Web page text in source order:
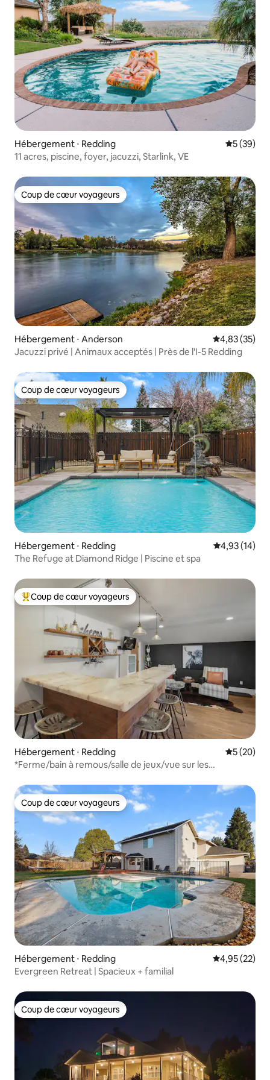
Hébergement ⋅ Redding
5 (39)
11 acres, piscine, foyer, jacuzzi, Starlink, VE
Coup de cœur voyageurs
Coup de cœur voyageurs
Hébergement ⋅ Anderson Évaluation
4,83 (35)
Jacuzzi privé | Animaux acceptés | Près de l'I-5 Redding
Coup de cœur voyageurs
Coup de cœur voyageurs
Hébergement ⋅ Redding Évaluation
4,93 (14)
The Refuge at Diamond Ridge | Piscine et spa
Coups de cœur voyageurs les plus appréciés
Coup de cœur voyageurs
Hébergement ⋅ Redding
5 (20)
*Ferme/bain à remous/salle de jeux/vue sur les
Coup de cœur voyageurs
Coup de cœur voyageurs
Hébergement ⋅ Redding Évaluation
4,95 (22)
Evergreen Retreat | Spacieux + familial
Coup de cœur voyageurs
Coup de cœur voyageurs